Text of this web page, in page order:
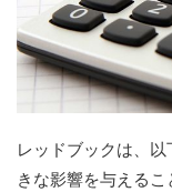
レッドブックは、
きな影響を与えるこ